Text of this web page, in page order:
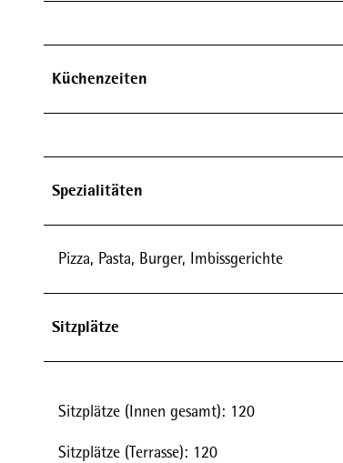
Küchenzeiten
Spezialitäten
Pizza, Pasta, Burger, Imbissgerichte
Sitzplätze
Sitzplätze (Innen gesamt): 120
Sitzplätze (Terrasse): 120